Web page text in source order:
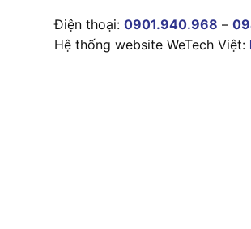
Điện thoại: 0901.940.968 –
Hệ thống website WeTech Việt: